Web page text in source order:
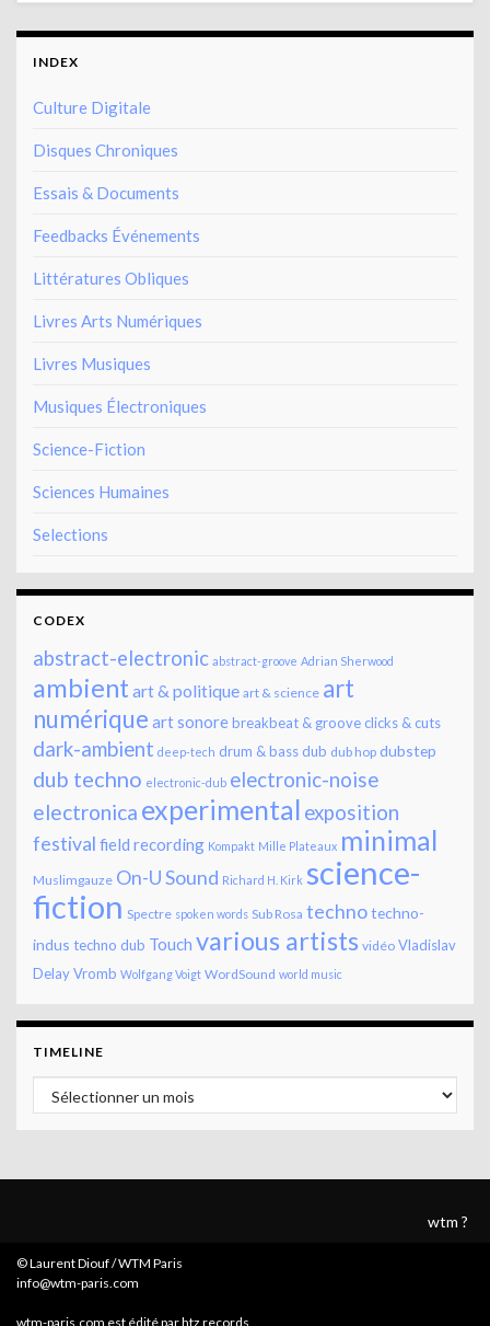
INDEX
Culture Digitale
Disques Chroniques
Essais & Documents
Feedbacks Événements
Littératures Obliques
Livres Arts Numériques
Livres Musiques
Musiques Électroniques
Science-Fiction
Sciences Humaines
Selections
CODEX
abstract-electronic abstract-groove Adrian Sherwood
ambient art & politique art & science art
numérique art sonorebreakbeat & groove clicks & cuts
dark-ambient deep-tech drum & bass dub dub hop dubstep
dub techno electronic-dub electronic-noise
electronica experimental exposition
festival field recording Kompakt Mille Plateaux minimal
Muslimgauze On-U Sound Richard H. Kirk science-
fiction Spectre spoken words Sub Rosa technotechno-
indus techno dub Touch various artists vidéo Vladislav
DelayVromb Wolfgang Voigt WordSound world music
TIMELINE
Timeline
wtm ?
© Laurent Diouf / WTM Paris
info@wtm-paris.com
wtm-paris.com est édité par htz records